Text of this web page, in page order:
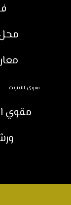
مقوي الانترنت
مقوي